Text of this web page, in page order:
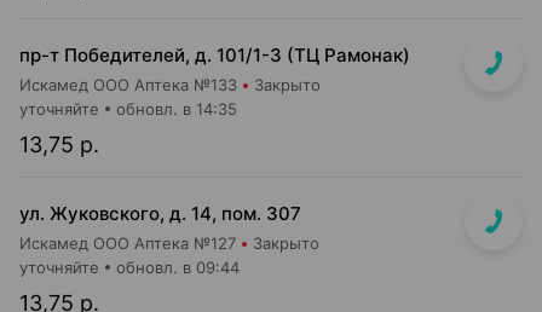
пр-т Победителей, д. 101/1-3 (ТЦ Рамонак)
Искамед ООО Аптека №133 Закрыто
13,75 р.
уточняйте обновл. в 14:35
ул. Жуковского, д. 14, пом. 307
Искамед ООО Аптека №127 Закрыто
13,75 р.
уточняйте обновл. в 09:44